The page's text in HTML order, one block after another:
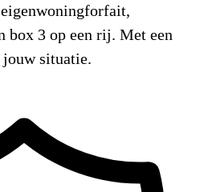
box 3 op een rij. Met een
situatie.